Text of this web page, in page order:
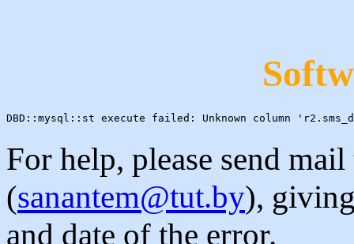
For help, please send
(sanantem@tut.by),
and date of the error.